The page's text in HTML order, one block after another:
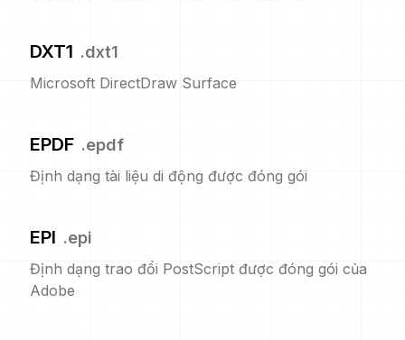
DXT1 .dxt1
Microsoft DirectDraw Surface
EPDF .epdf
Định dạng tài liệu di động được đóng gói
EPI .epi
Định dạng trao đổi PostScript được đóng gói của
Adobe